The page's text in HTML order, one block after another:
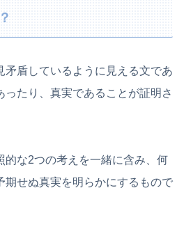
矛盾しているように見える文であ
ったり、真実であることが証明さ
的な2つの考えを一緒に含み、何
期せぬ真実を明らかにするもので